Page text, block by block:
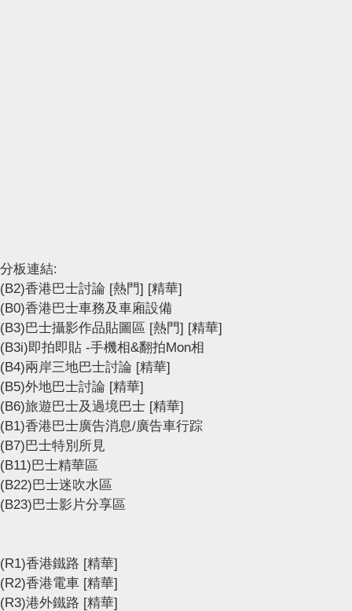
分板連結:
(B2)香港巴士討論 [熱門] [精華]
(B0)香港巴士車務及車廂設備
(B3)巴士攝影作品貼圖區 [熱門] [精華]
(B3i)即拍即貼 -手機相&翻拍Mon相
(B4)兩岸三地巴士討論 [精華]
(B5)外地巴士討論 [精華]
(B6)旅遊巴士及過境巴士 [精華]
(B1)香港巴士廣告消息/廣告車行踪
(B7)巴士特別所見
(B11)巴士精華區
(B22)巴士迷吹水區
(B23)巴士影片分享區
(R1)香港鐵路 [精華]
(R2)香港電車 [精華]
(R3)港外鐵路 [精華]